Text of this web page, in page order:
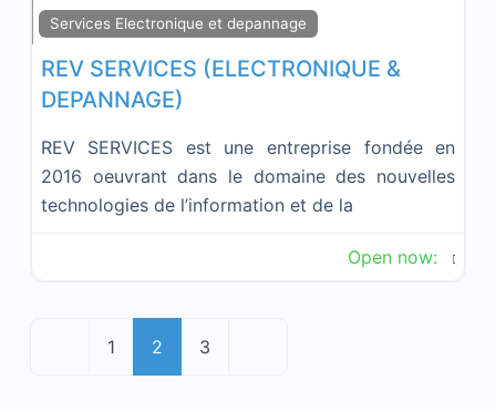
Services Electronique et depannage
REV SERVICES (ELECTRONIQUE &
DEPANNAGE)
REV SERVICES est une entreprise fondée en
2016 oeuvrant dans le domaine des nouvelles
technologies de l’information et de la
Open now:
navigation
Newer posts
1 2 3